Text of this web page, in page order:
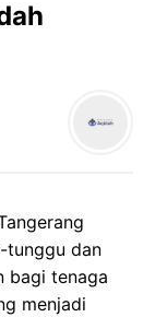
tunggu dan
bagi tenaga
menjadi